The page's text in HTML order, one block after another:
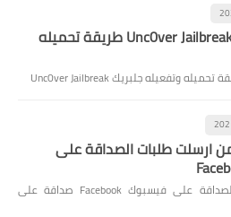
شرح جلبريك Unc0ver Jailbreak طريقة تحميله
ارسلت طلبات الصداقة على
كيف اعرف لمن ارسلت طلبات الصداقة على فيسبوك Facebook صداقة على